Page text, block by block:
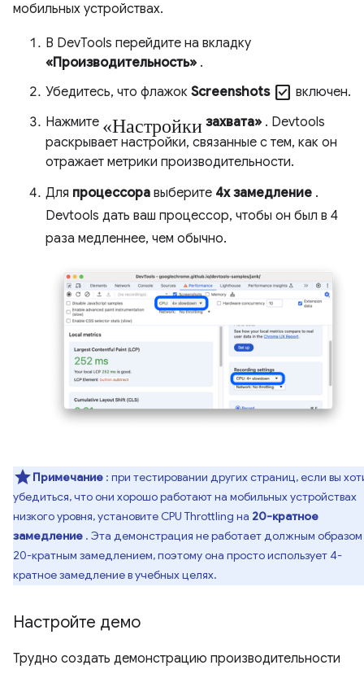
мобильных устройствах.
В DevTools перейдите на вкладку
«Производительность» .
Убедитесь, что флажок Screenshots Check_box включен.
Нажмите «Настройки захвата» . Devtools
раскрывает настройки, связанные с тем, как он
отражает метрики производительности.
Для процессора выберите 4x замедление .
Devtools дать ваш процессор, чтобы он был в 4
раза медленнее, чем обычно.
Примечание : при тестировании других страниц, если вы
убедиться, что они хорошо работают на мобильных устройствах
низкого уровня, установите CPU Throttling на 20-кратное
замедление . Эта демонстрация не работает должным образом
20-кратным замедлением, поэтому она просто использует 4-
кратное замедление в учебных целях.
Настройте демо
Трудно создать демонстрацию производительности